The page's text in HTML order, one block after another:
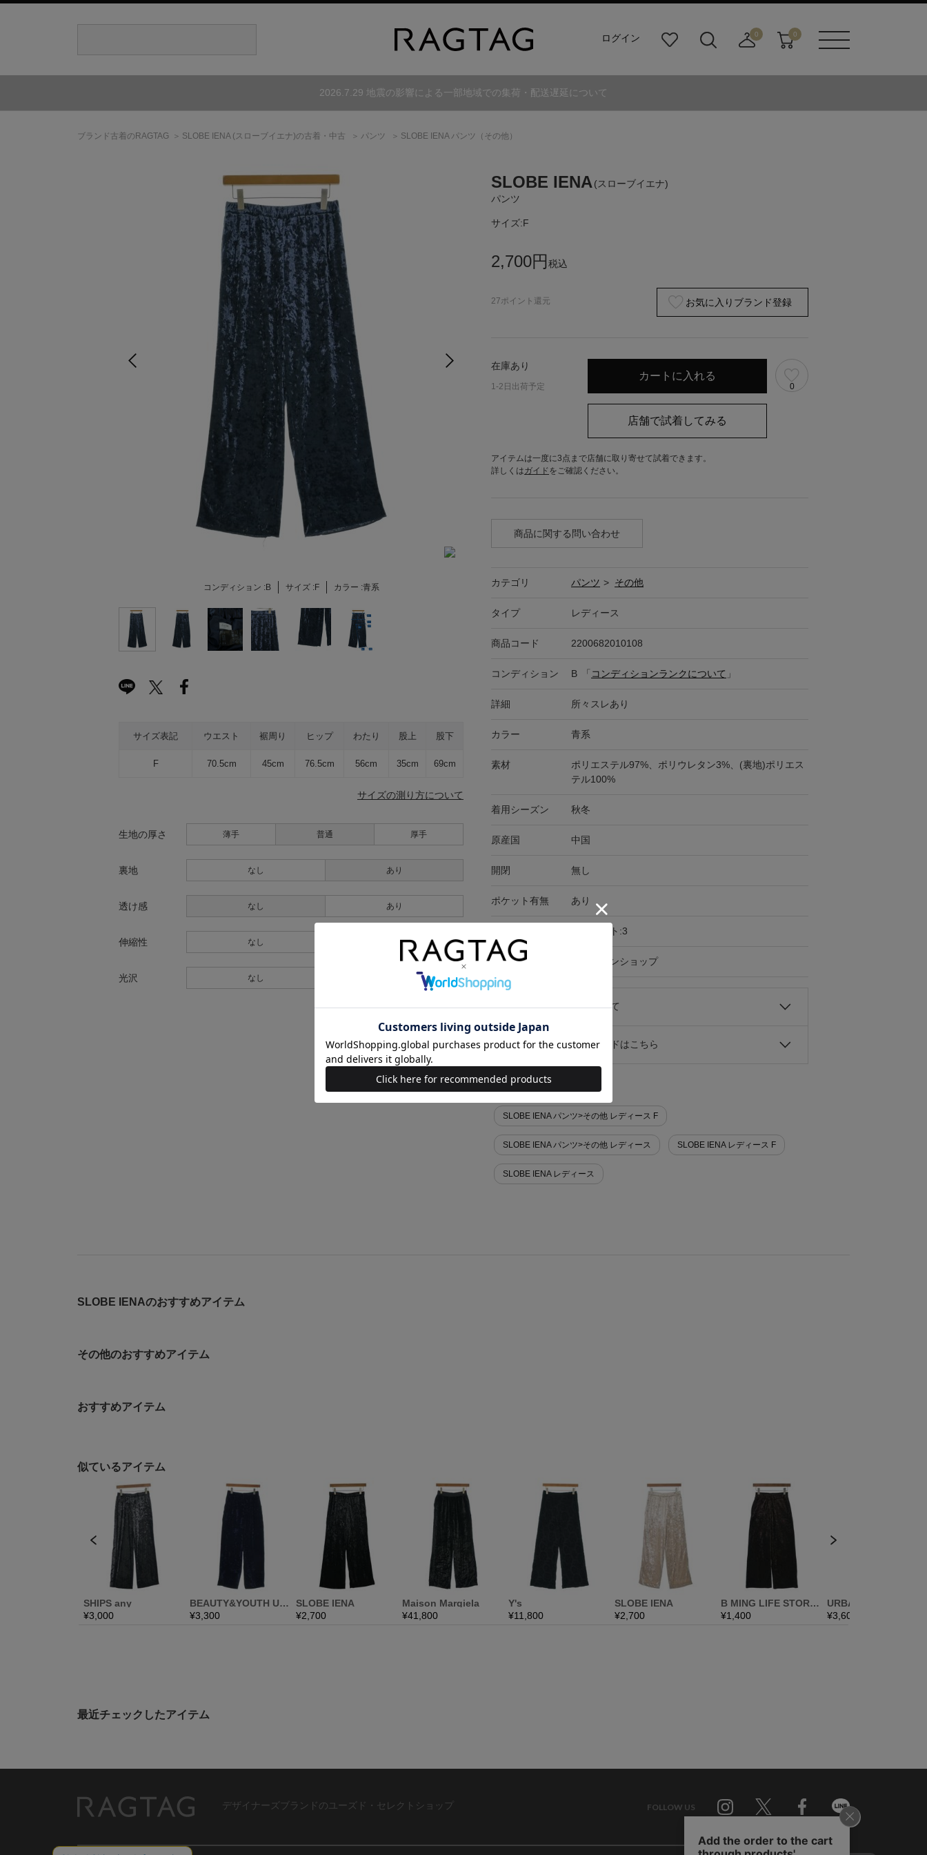
ログイン
り
ダ
0
寄
0
2026.7.29 地震の影響による一部地域での集荷・配送遅延について
ブランド古着のRAGTAG SLOBE IENA (スローブイエナ)の古着・中古 パンツ SLOBE IENA パンツ（その他）
コンディション :B サイズ :F カラー :青系
サイズ表記 ウエスト 裾周り ヒップ わたり 股上 股下
F 70.5cm 45cm 76.5cm 56cm 35cm 69cm
サイズの測り方について
生地の厚さ 薄手 普通 厚手
裏地 なし あり
透け感 なし あり
伸縮性 なし あり
光沢 なし
SLOBE IENA (スローブイエナ)
パンツ
サイズ:F
2,700円 税込
27ポイント還元 お気に入りブランド登録
在庫あり
1-2日出荷予定 0
アイテムは一度に3点まで店舗に取り寄せて試着できます。
詳しくはガイド をご確認ください。
商品に関する問い合わせ
カテゴリ パンツ > その他
タイプ レディース
商品コード 2200682010108
コンディション B 「 コンディションランクについて 」
詳細 所々スレあり
カラー 青系
素材
ポリエステル97%、ポリウレタン3%、(裏地)ポリエス
テル100%
着用シーズン 秋冬
原産国 中国
開閉 無し
ポケット有無 あり
外ポケット:3
在庫店舗 オンラインショップ
キャンセル・返品について
お買い物時のご利用ガイドはこちら
似た条件で検索
SLOBE IENA パンツ>その他 レディース F
SLOBE IENA パンツ>その他 レディース SLOBE IENA レディース F
SLOBE IENA レディース
SLOBE IENAのおすすめアイテム
その他のおすすめアイテム
おすすめアイテム
最近チェックしたアイテム
デザイナーズブランドのユーズド・セレクトショップ FOLLOW US
Line